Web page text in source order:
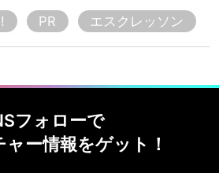
PR エスクレッソン
フォローで
ー情報をゲット！